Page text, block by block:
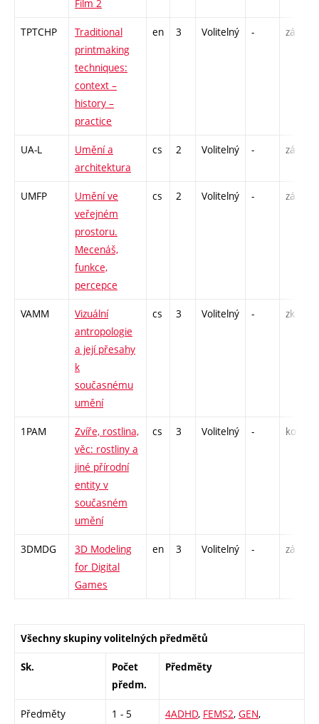
Film 2
TPTCHP
Traditional
printmaking
techniques:
context –
history –
practice
en 3 Volitelný - zá
UA-L
Umění a
architektura
cs 2 Volitelný - zá
UMFP
Umění ve
veřejném
prostoru.
Mecenáš,
funkce,
percepce
cs 2 Volitelný - zá
VAMM
Vizuální
antropologie
a její přesahy
k
současnému
umění
cs 3 Volitelný - zk
1PAM
Zvíře, rostlina,
věc: rostliny a
jiné přírodní
entity v
současném
umění
cs 3 Volitelný - kol
3DMDG
3D Modeling
for Digital
Games
en 3 Volitelný - zá
Všechny skupiny volitelných předmětů
Sk.
Počet
předm.
Předměty
Předměty
1 - 5 4ADHD, FEMS2, GEN,